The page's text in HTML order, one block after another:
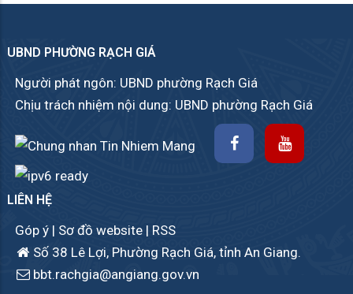
UBND PHƯỜNG RẠCH GIÁ
Người phát ngôn: UBND phường Rạch Giá
Chịu trách nhiệm nội dung: UBND phường Rạch Giá
LIÊN HỆ
Góp ý | Sơ đồ website | RSS
Số 38 Lê Lợi, Phường Rạch Giá, tỉnh An Giang.
bbt.rachgia@angiang.gov.vn